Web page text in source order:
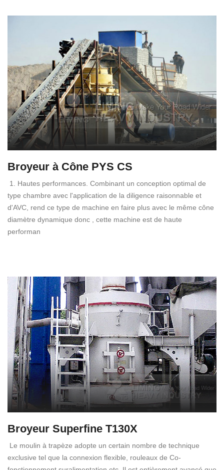
Broyeur à Cône PYS CS
1. Hautes performances. Combinant un conception optimal de
type chambre avec l'application de la diligence raisonnable et
d'AVC, rend ce type de machine en faire plus avec le même cône
diamètre dynamique donc , cette machine est de haute
performan
Broyeur Superfine T130X
Le moulin à trapèze adopte un certain nombre de technique
exclusive tel que la connexion flexible, rouleaux de Co-